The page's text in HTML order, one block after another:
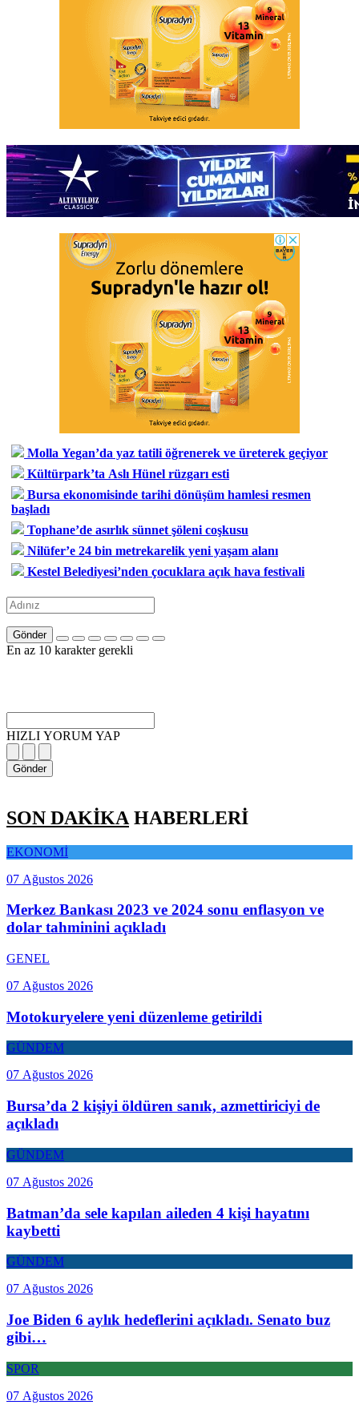
Molla Yegan’da yaz tatili öğrenerek ve üreterek geçiyor
Kültürpark’ta Aslı Hünel rüzgarı esti
Bursa ekonomisinde tarihi dönüşüm hamlesi resmen
başladı
Tophane’de asırlık sünnet şöleni coşkusu
Nilüfer’e 24 bin metrekarelik yeni yaşam alanı
Kestel Belediyesi’nden çocuklara açık hava festivali
Gönder
En az 10 karakter gerekli
HIZLI YORUM YAP
Gönder
SON DAKİKA HABERLERİ
EKONOMİ
07 Ağustos 2026
Merkez Bankası 2023 ve 2024 sonu enflasyon ve
dolar tahminini açıkladı
GENEL
07 Ağustos 2026
Motokuryelere yeni düzenleme getirildi
GÜNDEM
07 Ağustos 2026
Bursa’da 2 kişiyi öldüren sanık, azmettiriciyi de
açıkladı
GÜNDEM
07 Ağustos 2026
Batman’da sele kapılan aileden 4 kişi hayatını
kaybetti
GÜNDEM
07 Ağustos 2026
Joe Biden 6 aylık hedeflerini açıkladı. Senato buz
gibi…
SPOR
07 Ağustos 2026